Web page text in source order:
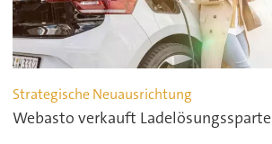
Strategische Neuausrichtung
Webasto verkauft Ladelösungssparte